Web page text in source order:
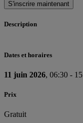
S'inscrire maintenant
Description
Dates et horaires
11 juin 2026, 06:30 -
Prix
Gratuit